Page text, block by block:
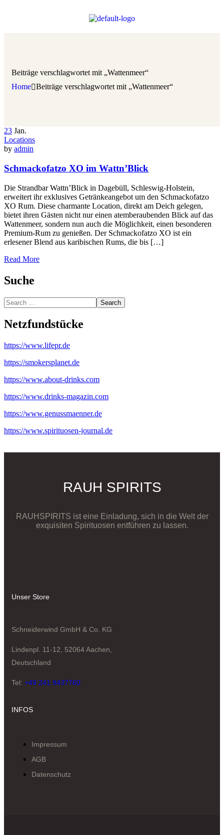
Beiträge verschlagwortet mit „Wattenmeer“
Home Beiträge verschlagwortet mit „Wattenmeer“
23 Jan.
Locations
by admin
Schmackofatzo XO im Wattn’Blick
Die Strandbar Wattn’Blick in Dagebüll, Schleswig-Holstein,
erweitert ihr exklusives Getränkeangebot um den Schmackofatzo
XO Rum. Diese charmante Location, direkt am Deich gelegen,
bietet ihren Gästen nicht nur einen atemberaubenden Blick auf das
Wattenmeer, sondern nun auch die Möglichkeit, einen besonderen
Premium-Rum zu genießen. Der Schmackofatzo XO ist ein
erlesener Blend aus karibischen Rums, die bis […]
Read More
Suche
Search
Netzfundstücke
https://www.lifepr.de
https://smokersplanet.de
https://www.about-drinks.com
https://www.drinks-magazin.com
https://www.genussmaenner.de
https://www.spirituosen-journal.de
RAUH SPIRITS
RAUHSPIRITS ist eine Einladung, sich in die Welt der
exquisiten Spirituosen entführen zu lassen.
Unser Store
Schneiderwind GmbH & Co. KG
Lindenpl. 11-12, 52064 Aachen,
Deutschland
Tel: +49 241 9437760
INFOS
Impressum
AGB
Datenschutz